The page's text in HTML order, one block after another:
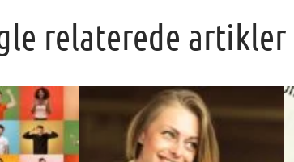
relaterede artikler